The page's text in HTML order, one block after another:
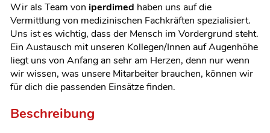
Wir als Team von iperdimed haben uns auf die
Vermittlung von medizinischen Fachkräften spezialisiert.
Uns ist es wichtig, dass der Mensch im Vordergrund steht.
Ein Austausch mit unseren Kollegen/Innen auf Augenhöhe
liegt uns von Anfang an sehr am Herzen, denn nur wenn
wir wissen, was unsere Mitarbeiter brauchen, können wir
für dich die passenden Einsätze finden.
Beschreibung